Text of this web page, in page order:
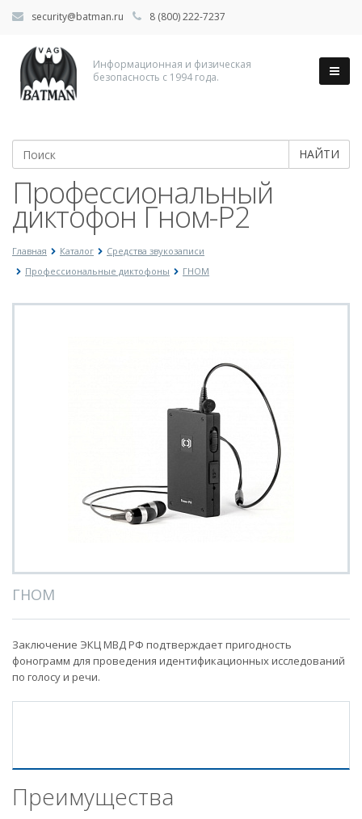
security@batman.ru 8 (800) 222-7237
Информационная и физическая
безопасность с 1994 года.
НАЙТИ
Профессиональный
диктофон Гном-Р2
Главная Каталог
Средства звукозаписи
Профессиональные диктофоны
ГНОМ
ГНОМ
Заключение ЭКЦ МВД РФ подтверждает пригодность
фонограмм для проведения идентификационных исследований
по голосу и речи.
Преимущества